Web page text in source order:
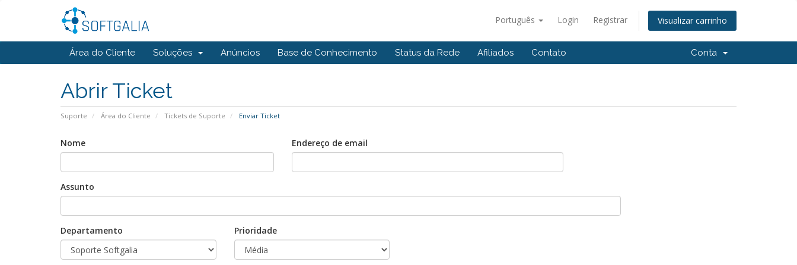
Português Login Registrar Visualizar carrinho
Área do Cliente Soluções Anúncios Base de Conhecimento Status da Rede Afiliados Contato Conta
Abrir Ticket
Suporte Área do Cliente Tickets de Suporte Enviar Ticket
Nome Endereço de email
Assunto
Departamento Prioridade